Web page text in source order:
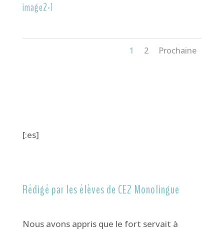
image2-1
1 2 Prochaine
[:es]
Rédigé par les élèves de CE2 Monolingue
Nous avons appris que le fort servait à